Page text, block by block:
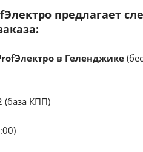
предлагает
в Геленджике
(база КПП)